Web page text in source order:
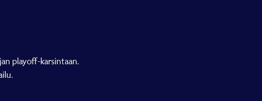
playoff-karsintaan.